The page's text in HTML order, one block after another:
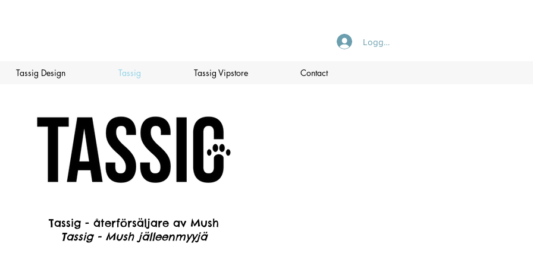
Logga in
Tassig Design Tassig Tassig Vipstore Contact
Tassig - återförsäljare av Mush
Tassig - Mush jälleenmyyjä